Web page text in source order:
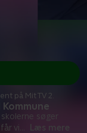
søger
vi
Læs mere
på Mit TV 2.